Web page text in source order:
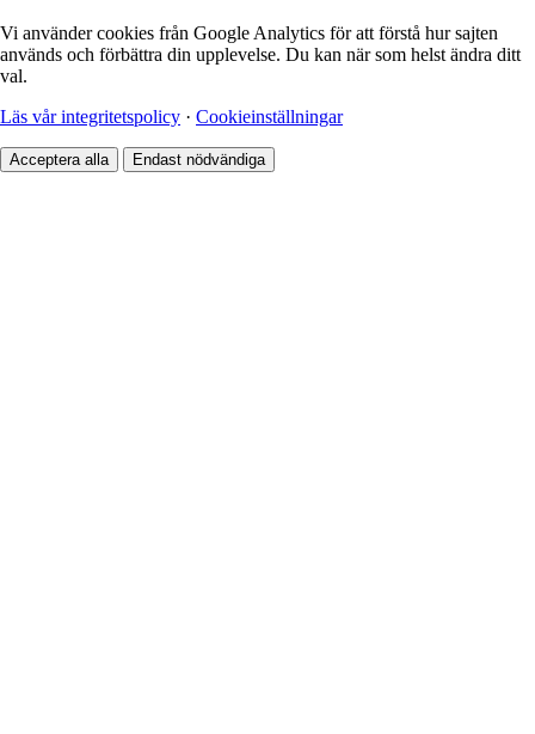
Vi använder cookies från Google Analytics för att förstå hur sajten
används och förbättra din upplevelse. Du kan när som helst ändra ditt
val.
Läs vår integritetspolicy · Cookieinställningar
Acceptera alla Endast nödvändiga